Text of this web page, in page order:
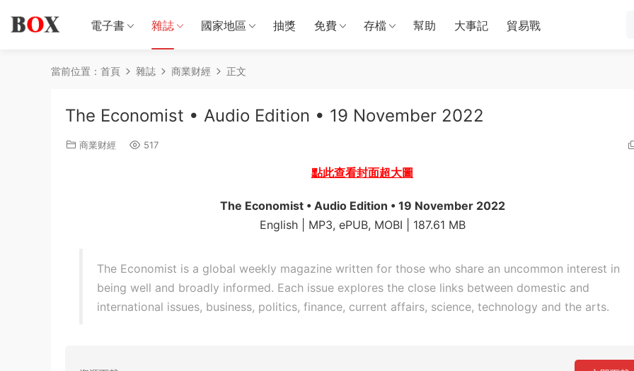
電子書 雜誌 國家地區 抽獎 免費 存檔 幫助 大事記 貿易戰
當前位置： 首頁 雜誌 商業财經 正文
The Economist • Audio Edition • 19 November 2022
商業财經 517
點此查看封面超大圖
The Economist • Audio Edition • 19 November 2022
English | MP3, ePUB, MOBI | 187.61 MB
The Economist is a global weekly magazine written for those who share an uncommon interest in
being well and broadly informed. Each issue explores the close links between domestic and
international issues, business, politics, finance, current affairs, science, technology and the arts.